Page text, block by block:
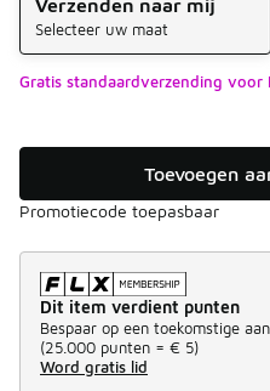
Verzenden naar mij
Selecteer uw maat
Gratis standaardverzending voor
Toevoegen
Promotiecode toepasbaar
Dit item verdient punten
Bespaar op een toekomstige
(25.000 punten = € 5)
Word gratis lid